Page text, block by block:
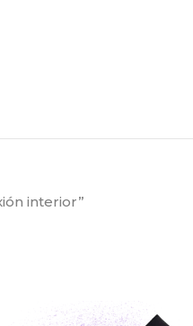
interior”